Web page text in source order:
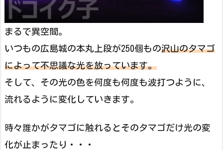
まるで異空間。
いつもの広島城の本丸上段が250個もの沢山のタマゴ
によって不思議な光を放っています。
そして、その光の色を何度も何度も波打つように、
流れるように変化していきます。
時々誰かがタマゴに触れるとそのタマゴだけ光の変
化が止まったり・・・